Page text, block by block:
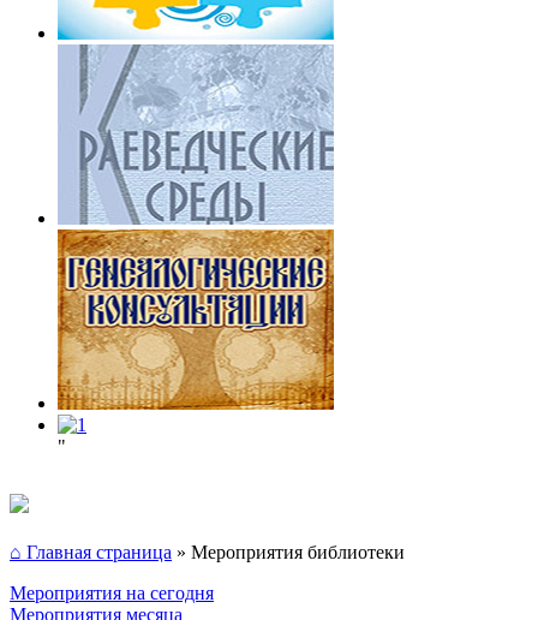
"
⌂ Главная страница » Мероприятия библиотеки
Мероприятия на сегодня
Мероприятия месяца